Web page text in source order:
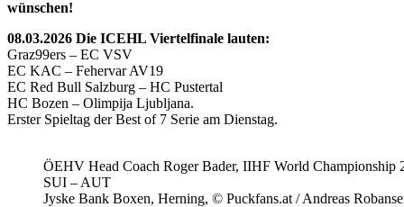
wünschen!
08.03.2026 Die ICEHL Viertelfinale lauten:
Graz99ers – EC VSV
EC KAC – Fehervar AV19
EC Red Bull Salzburg – HC Pustertal
HC Bozen – Olimpija Ljubljana.
Erster Spieltag der Best of 7 Serie am Dienstag.
ÖEHV Head Coach Roger Bader, IIHF World Championship
SUI – AUT
Jyske Bank Boxen, Herning, © Puckfans.at / Andreas